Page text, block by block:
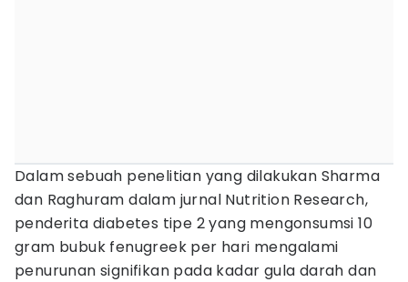
Dalam sebuah penelitian yang dilakukan Sharma
dan Raghuram dalam jurnal Nutrition Research,
penderita diabetes tipe 2 yang mengonsumsi 10
gram bubuk fenugreek per hari mengalami
penurunan signifikan pada kadar gula darah dan